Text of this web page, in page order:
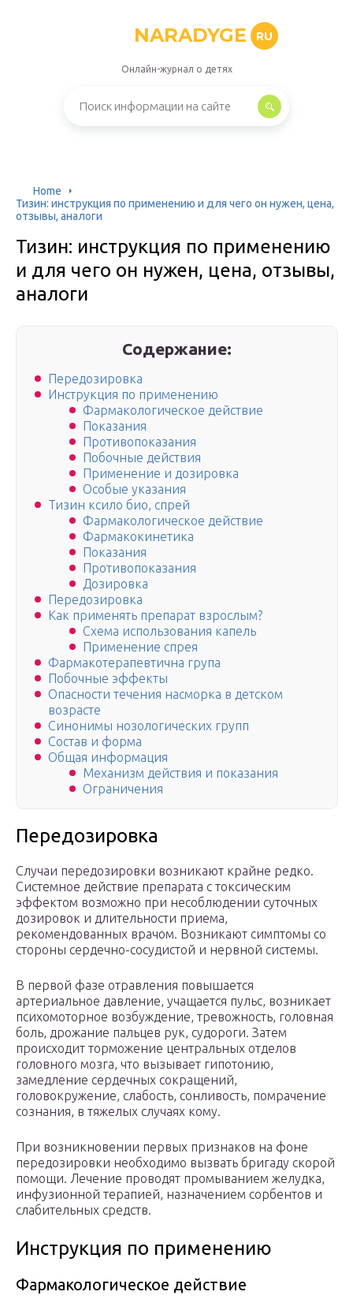
NARADYGE RU
Онлайн-журнал о детях
Home
Тизин: инструкция по применению и для чего он нужен, цена,
отзывы, аналоги
Тизин: инструкция по применению
и для чего он нужен, цена, отзывы,
аналоги
Содержание:
Передозировка
Инструкция по применению
Фармакологическое действие
Показания
Противопоказания
Побочные действия
Применение и дозировка
Особые указания
Тизин ксило био, спрей
Фармакологическое действие
Фармакокинетика
Показания
Противопоказания
Дозировка
Передозировка
Как применять препарат взрослым?
Схема использования капель
Применение спрея
Фармакотерапевтична група
Побочные эффекты
Опасности течения насморка в детском
возрасте
Синонимы нозологических групп
Состав и форма
Общая информация
Механизм действия и показания
Ограничения
Передозировка
Случаи передозировки возникают крайне редко.
Системное действие препарата с токсическим
эффектом возможно при несоблюдении суточных
дозировок и длительности приема,
рекомендованных врачом. Возникают симптомы со
стороны сердечно-сосудистой и нервной системы.
В первой фазе отравления повышается
артериальное давление, учащается пульс, возникает
психомоторное возбуждение, тревожность, головная
боль, дрожание пальцев рук, судороги. Затем
происходит торможение центральных отделов
головного мозга, что вызывает гипотонию,
замедление сердечных сокращений,
головокружение, слабость, сонливость, помрачение
сознания, в тяжелых случаях кому.
При возникновении первых признаков на фоне
передозировки необходимо вызвать бригаду скорой
помощи. Лечение проводят промыванием желудка,
инфузионной терапией, назначением сорбентов и
слабительных средств.
Инструкция по применению
Фармакологическое действие